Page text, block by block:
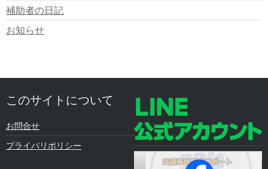
補助者の日記
お知らせ
このサイトについて
お問合せ
プライバリポリシー